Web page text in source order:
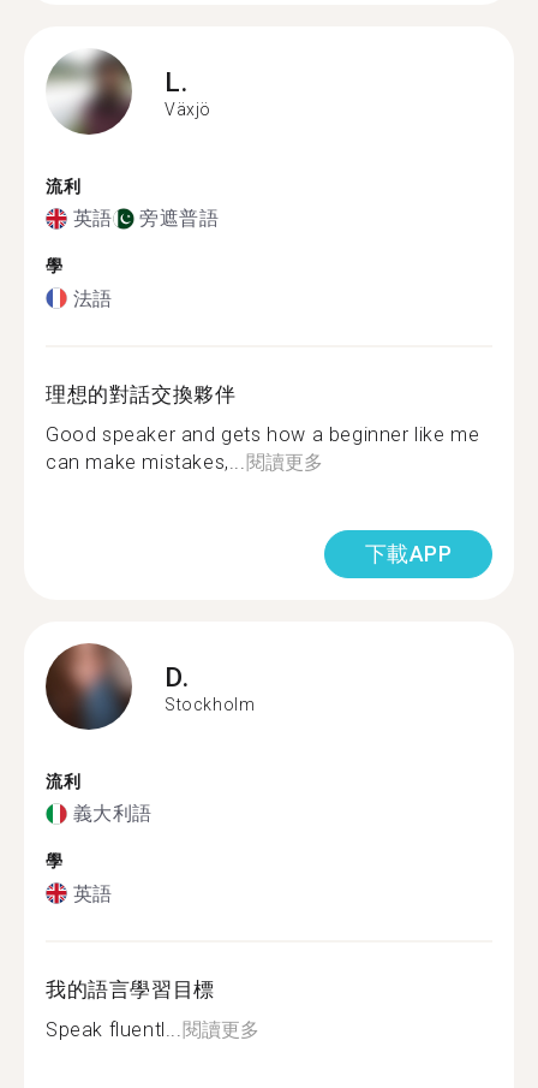
L.
Växjö
流利
英語 旁遮普語
學
法語
理想的對話交換夥伴
Good speaker and gets how a beginner like me
can make mistakes,... 閱讀更多
下載APP
D.
Stockholm
流利
義大利語
學
英語
我的語言學習目標
Speak fluentl... 閱讀更多